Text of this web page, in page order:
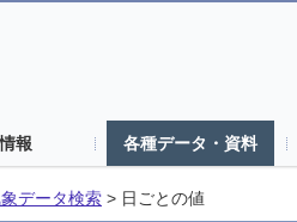
報 各種データ・資料
データ検索 > 日ごとの値